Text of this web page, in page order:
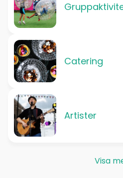
Catering
Artister
Visa